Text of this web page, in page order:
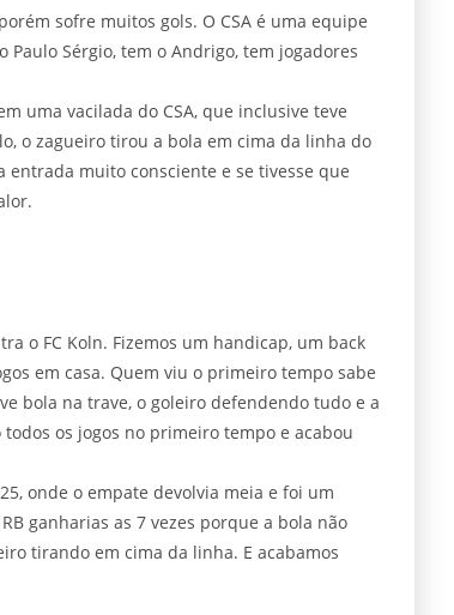
sofre muitos gols. O CSA é uma equipe
Sérgio, tem o Andrigo, tem jogadores
uma vacilada do CSA, que inclusive teve
o zagueiro tirou a bola em cima da linha do
entrada muito consciente e se tivesse que
o FC Koln. Fizemos um handicap, um back
em casa. Quem viu o primeiro tempo sabe
bola na trave, o goleiro defendendo tudo e a
os jogos no primeiro tempo e acabou
onde o empate devolvia meia e foi um
ganharias as 7 vezes porque a bola não
tirando em cima da linha. E acabamos